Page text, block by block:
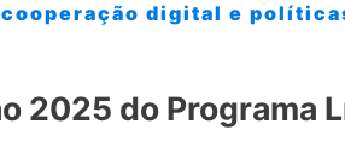
digital e
2025 do Programa